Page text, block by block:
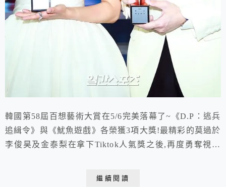
韓國第58屆百想藝術大賞在5/6完美落幕了~《D.P：逃兵
追緝令》與《魷魚遊戲》各榮獲3項大獎!最精彩的莫過於
李俊昊及金泰梨在拿下Tiktok人氣獎之後,再度勇奪視帝
繼續閱讀